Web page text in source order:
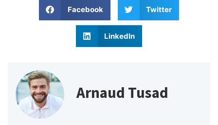
Facebook Twitter
LinkedIn
Arnaud Tusad